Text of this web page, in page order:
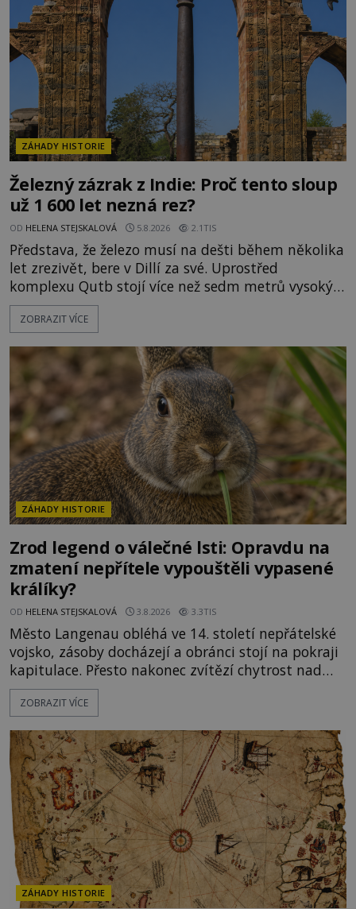
Evropě mají relikvie mimořádnou hodnotu. Nejsou
jen předmětem úcty
ZÁHADY HISTORIE
Železný zázrak z Indie: Proč tento sloup
už 1 600 let nezná rez?
OD HELENA STEJSKALOVÁ 5.8.2026 2.1TIS
Představa, že železo musí na dešti během několika
let zrezivět, bere v Dillí za své. Uprostřed
komplexu Qutb stojí více než sedm metrů vysoký
železný sloup, který už přibližně 1 600 let odolává
počasí s jen nepatrnými stopami koroze. Jeho
ztracených technologiích či tajemných
materiálech. Moderní metalurgie však ukazuje, že
skutečné vysvětlení je ješt
ZOBRAZIT VÍCE
ZÁHADY HISTORIE
Zrod legend o válečné lsti: Opravdu na
zmatení nepřítele vypouštěli vypasené
králíky?
OD HELENA STEJSKALOVÁ 3.8.2026 3.3TIS
Město Langenau obléhá ve 14. století nepřátelské
vojsko, zásoby docházejí a obránci stojí na pokraji
kapitulace. Přesto nakonec zvítězí chytrost nad
hrubou silou. Podle staré německé legendy vypustí
obyvatelé za hradby dobře živeného králíka, aby
dost. Čas pracuje pro obléhatele. Ve městě ubývají
zásoby a každý den znamená další porci strádá
ZOBRAZIT VÍCE
ZÁHADY HISTORIE